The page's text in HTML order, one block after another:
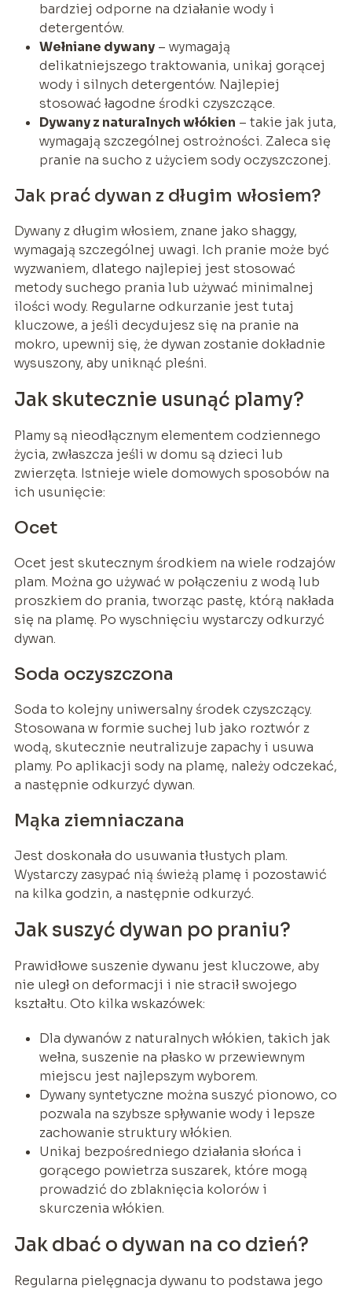
bardziej odporne na działanie wody i
detergentów.
Wełniane dywany– wymagają
delikatniejszego traktowania, unikaj gorącej
wody i silnych detergentów. Najlepiej
stosować łagodne środki czyszczące.
Dywany z naturalnych włókien – takie jak juta,
wymagają szczególnej ostrożności. Zaleca się
pranie na sucho z użyciem sody oczyszczonej.
Jak prać dywan z długim włosiem?
Dywany z długim włosiem, znane jako shaggy,
wymagają szczególnej uwagi. Ich pranie może być
wyzwaniem, dlatego najlepiej jest stosować
metody suchego prania lub używać minimalnej
ilości wody. Regularne odkurzanie jest tutaj
kluczowe, a jeśli decydujesz się na pranie na
mokro, upewnij się, że dywan zostanie dokładnie
wysuszony, aby uniknąć pleśni.
Jak skutecznie usunąć plamy?
Plamy są nieodłącznym elementem codziennego
życia, zwłaszcza jeśli w domu są dzieci lub
zwierzęta. Istnieje wiele domowych sposobów na
ich usunięcie:
Ocet
Ocet jest skutecznym środkiem na wiele rodzajów
plam. Można go używać w połączeniu z wodą lub
proszkiem do prania, tworząc pastę, którą nakłada
się na plamę. Po wyschnięciu wystarczy odkurzyć
dywan.
Soda oczyszczona
Soda to kolejny uniwersalny środek czyszczący.
Stosowana w formie suchej lub jako roztwór z
wodą, skutecznie neutralizuje zapachy i usuwa
plamy. Po aplikacji sody na plamę, należy odczekać,
a następnie odkurzyć dywan.
Mąka ziemniaczana
Jest doskonała do usuwania tłustych plam.
Wystarczy zasypać nią świeżą plamę i pozostawić
na kilka godzin, a następnie odkurzyć.
Jak suszyć dywan po praniu?
Prawidłowe suszenie dywanu jest kluczowe, aby
nie uległ on deformacji i nie stracił swojego
kształtu. Oto kilka wskazówek:
Dla dywanów z naturalnych włókien, takich jak
wełna, suszenie na płasko w przewiewnym
miejscu jest najlepszym wyborem.
Dywany syntetyczne można suszyć pionowo, co
pozwala na szybsze spływanie wody i lepsze
zachowanie struktury włókien.
Unikaj bezpośredniego działania słońca i
gorącego powietrza suszarek, które mogą
prowadzić do zblaknięcia kolorów i
skurczenia włókien.
Jak dbać o dywan na co dzień?
Regularna pielęgnacja dywanu to podstawa jego